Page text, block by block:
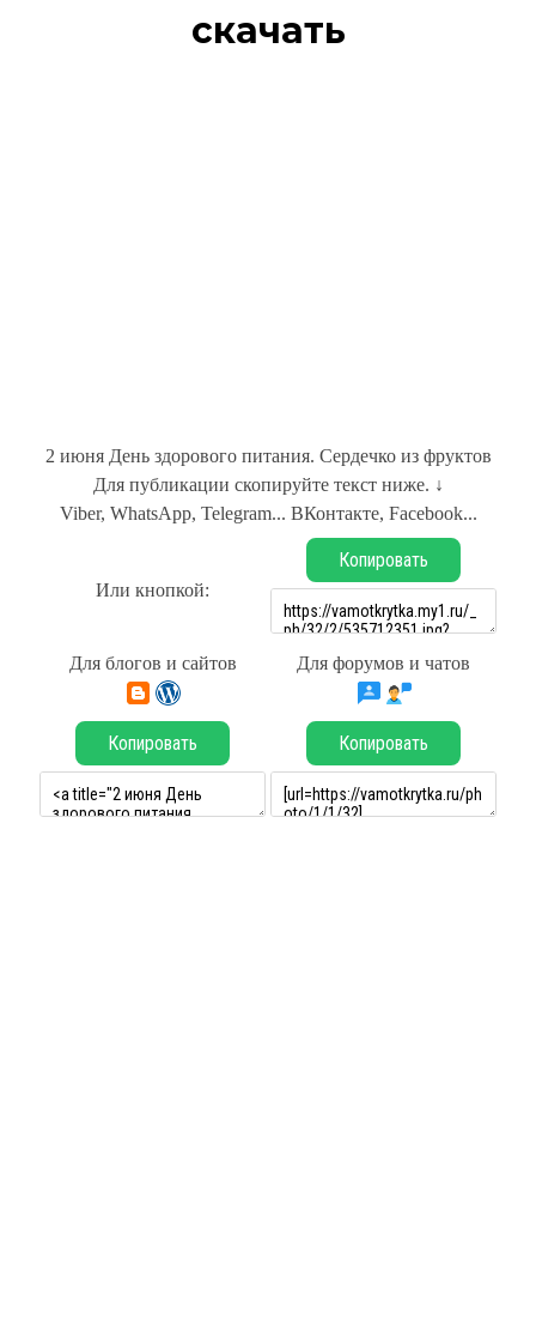
скачать
2 июня День здорового питания. Сердечко из фруктов
Для публикации скопируйте текст ниже. ↓
Viber, WhatsApp, Telegram... ВКонтакте, Facebook...
Или кнопкой:
Копировать
Для блогов и сайтов Для форумов и чатов
Копировать Копировать